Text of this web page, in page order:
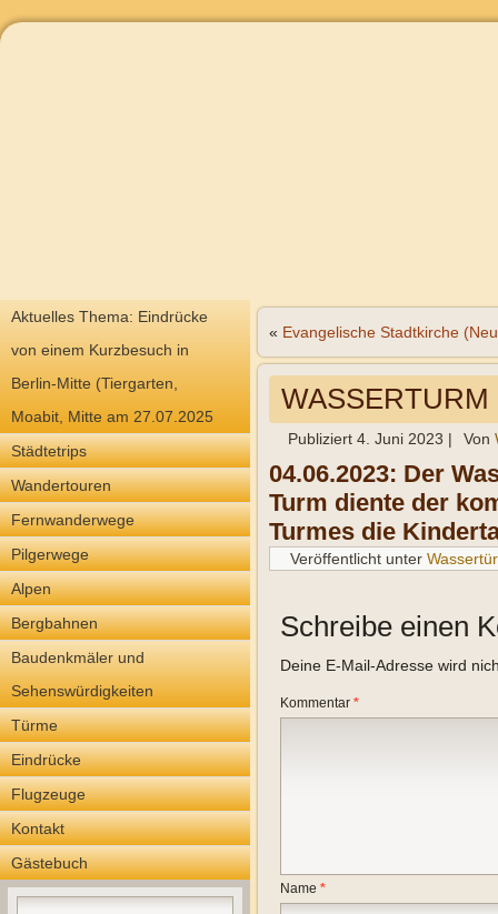
Aktuelles Thema: Eindrücke
von einem Kurzbesuch in
Berlin-Mitte (Tiergarten,
Moabit, Mitte am 27.07.2025
Städtetrips
Wandertouren
Fernwanderwege
Pilgerwege
Alpen
Bergbahnen
Baudenkmäler und
Sehenswürdigkeiten
Türme
Eindrücke
Flugzeuge
Kontakt
Gästebuch
« Evangelische Stadtkirche
Publiziert 4. Juni 2023 | Von
04.06.2023: Der
Turm diente der
Turmes die
Veröffentlicht unter
Schreibe einen
Deine E-Mail-Adresse wird
Kommentar *
Name *